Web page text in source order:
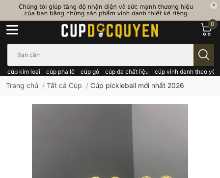
cúp kim loại cúp pha lê cúp gỗ cúp đa chất liệu cúp vinh danh theo
0
Trang chủ / Tất cả Cúp / Cúp pickleball mới nhất 2026